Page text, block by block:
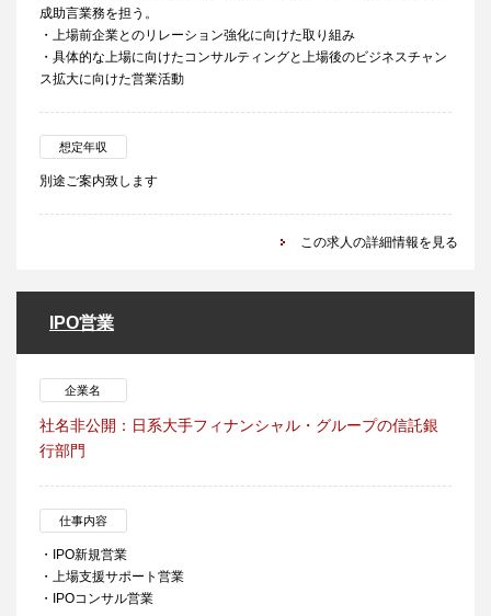
成助言業務を担う。
・上場前企業とのリレーション強化に向けた取り組み
・具体的な上場に向けたコンサルティングと上場後のビジネスチャン
ス拡大に向けた営業活動
想定年収
別途ご案内致します
この求人の詳細情報を見る
IPO営業
企業名
社名非公開：日系大手フィナンシャル・グループの信託銀
行部門
仕事内容
・IPO新規営業
・上場支援サポート営業
・IPOコンサル営業